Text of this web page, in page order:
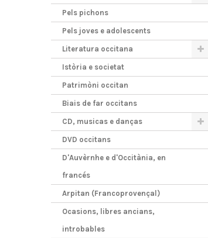
Pels pichons
Pels joves e adolescents
Literatura occitana
Istòria e societat
Patrimòni occitan
Biais de far occitans
CD, musicas e danças
DVD occitans
D'Auvèrnhe e d'Occitània, en
francés
Arpitan (Francoprovençal)
Ocasions, libres ancians,
introbables